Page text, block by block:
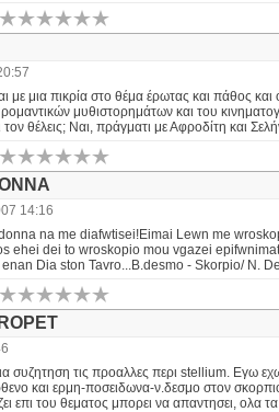
με μια πικρία στο θέμα έρωτας και πάθος
ρομαντικών μυθιστορημάτων και του
θέλεις; Ναι, πράγματι με Αφροδίτη και
14:16
na me diafwtisei!Eimai Lewn me
ehei dei to wroskopio mou vgazei
Dia ston Tavro...B.desmo - Skorpio/ N.
συζητηση τις προαλλες περι stellium. Εγω
και ερμη-ποσειδωνα-ν.δεσμο στον
επι του θεματος μπορει να απαντησει, ολα